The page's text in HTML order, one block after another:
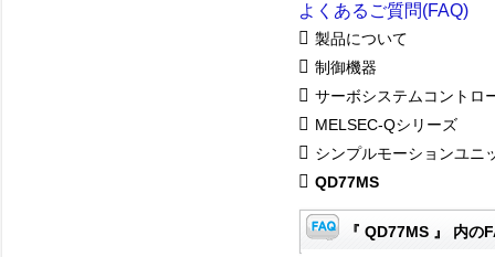
よくあるご質問(FAQ)
製品について
制御機器
サーボシステムコントロ
MELSEC-Qシリーズ
シンプルモーションユニ
QD77MS
『 QD77MS 』 内の